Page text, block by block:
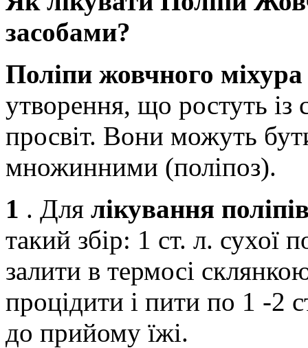
засобами?
Поліпи жовчного
утворення, що ростуть із
просвіт. Вони можуть
множинними (поліпоз).
1 . Для лікування
такий збір: 1 ст. л. сухої
залити в термосі
процідити і пити по 1 -2
до прийому їжі.